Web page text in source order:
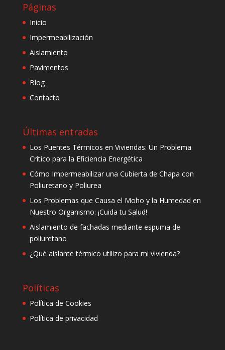
Páginas
Inicio
Impermeabilización
Aislamiento
Pavimentos
Blog
Contacto
Últimas entradas
Los Puentes Térmicos en Viviendas: Un Problema
Crítico para la Eficiencia Energética
Cómo Impermeabilizar una Cubierta de Chapa con
Poliuretano y Poliurea
Los Problemas que Causa el Moho y la Humedad en
Nuestro Organismo: ¡Cuida tu Salud!
Aislamiento de fachadas mediante espuma de
poliuretano
¿Qué aislante térmico utilizo para mi vivienda?
Políticas
Política de Cookies
Política de privacidad